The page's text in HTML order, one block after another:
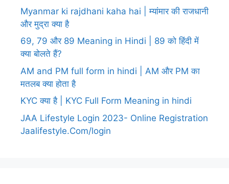
Myanmar ki rajdhani kaha hai | म्यांमार की राजधानी
और मुद्रा क्या है
69, 79 और 89 Meaning in Hindi | 89 को हिंदी में
क्या बोलते हैं?
AM and PM full form in hindi | AM और PM का
मतलब क्या होता है
KYC क्या है | KYC Full Form Meaning in hindi
JAA Lifestyle Login 2023- Online Registration
Jaalifestyle.Com/login